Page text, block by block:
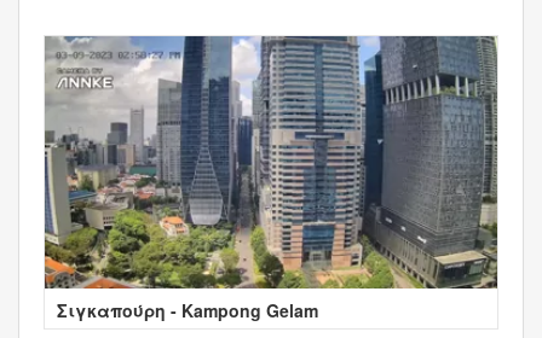
Σιγκαπούρη - Kampong Gelam